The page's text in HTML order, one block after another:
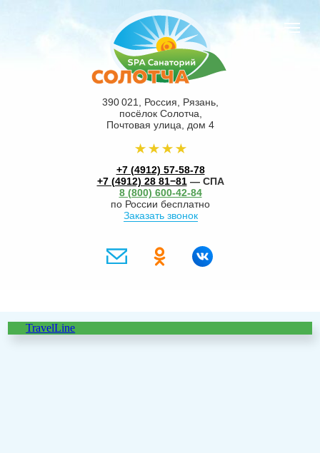
390 021, Россия, Рязань,
посёлок Солотча,
Почтовая улица, дом 4
+7 (4912) 57-58-78
+7 (4912) 28 81−81— СПА
8 (800) 600-42-84
по России бесплатно
Заказать звонок
TravelLine